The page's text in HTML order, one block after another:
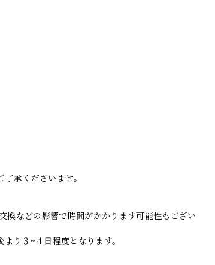
承くださいませ。
換などの影響で時間がかかります可能性もござい
り３~４日程度となります。